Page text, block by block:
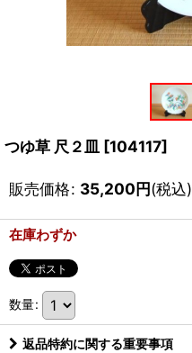
つゆ草 尺２皿 [104117]
販売価格: 35,200円(税込)
在庫わずか
数量:
返品特約に関する重要事項